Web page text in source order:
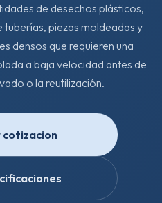
de desechos plásticos,
piezas moldeadas y
densos que requieren una
a baja velocidad antes de
o la reutilización.